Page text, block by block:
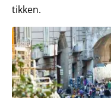
tikken.